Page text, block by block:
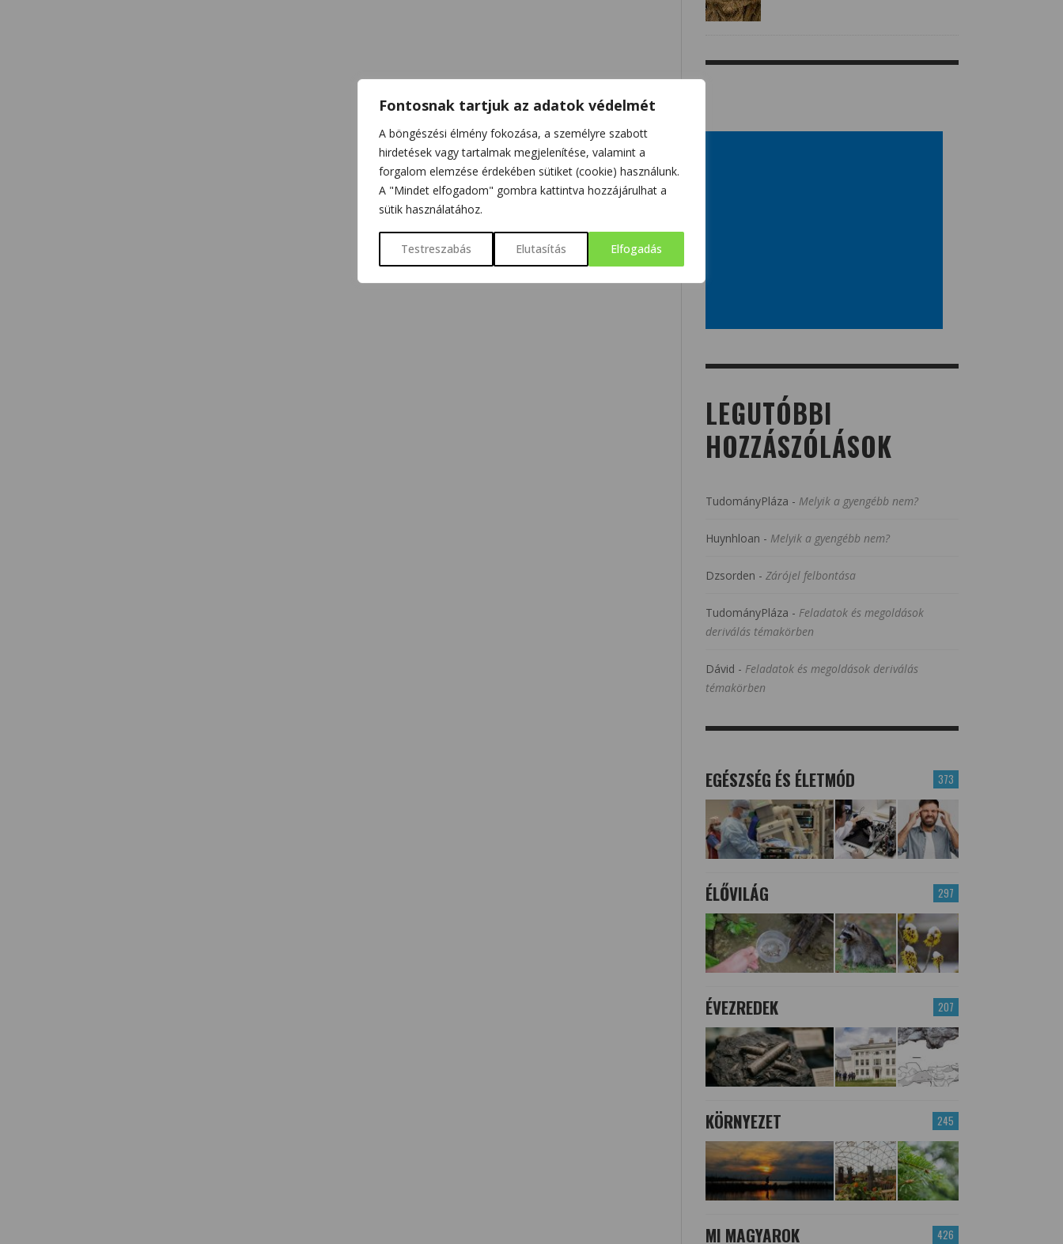
Fontosnak tartjuk az adatok védelmét
A böngészési élmény fokozása, a személyre szabott
hirdetések vagy tartalmak megjelenítése, valamint a
forgalom elemzése érdekében sütiket (cookie) használunk.
A "Mindet elfogadom" gombra kattintva hozzájárulhat a
sütik használatához.
Testreszabás Elutasítás Elfogadás
LEGUTÓBBI
HOZZÁSZÓLÁSOK
TudományPláza - Melyik a gyengébb nem?
Huynhloan - Melyik a gyengébb nem?
Dzsorden - Zárójel felbontása
TudományPláza - Feladatok és megoldások
deriválás témakörben
Dávid - Feladatok és megoldások deriválás
témakörben
373
EGÉSZSÉG ÉS ÉLETMÓD
297
ÉLŐVILÁG
207
ÉVEZREDEK
245
KÖRNYEZET
426
MI MAGYAROK